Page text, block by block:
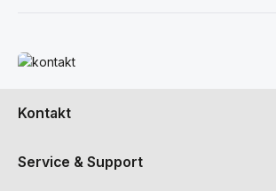
Mehr erfahren
Kontakt
Service & Support